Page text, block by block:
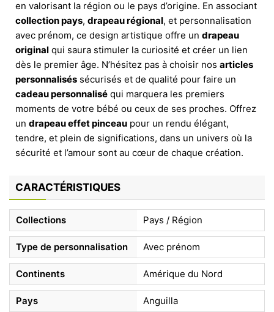
en valorisant la région ou le pays d’origine. En associant
collection pays, drapeau régional, et personnalisation
avec prénom, ce design artistique offre un drapeau
original qui saura stimuler la curiosité et créer un lien
dès le premier âge. N’hésitez pas à choisir nos articles
personnalisés sécurisés et de qualité pour faire un
cadeau personnalisé qui marquera les premiers
moments de votre bébé ou ceux de ses proches. Offrez
un drapeau effet pinceau pour un rendu élégant,
tendre, et plein de significations, dans un univers où la
sécurité et l’amour sont au cœur de chaque création.
CARACTÉRISTIQUES
Collections Pays / Région
Type de personnalisation Avec prénom
Continents Amérique du Nord
Pays Anguilla